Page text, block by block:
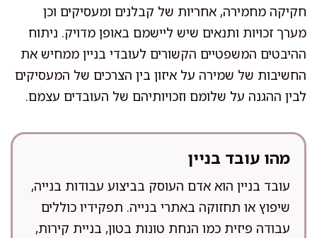
חקיקה מחמירה, אחריות של קבלנים ומעסיקים וכן
מערך זכויות ותנאים שיש ליישמם באופן מדויק. ניתוח
ההיבטים המשפטיים הקשורים לעובדי בניין ממחיש את
החשיבות של שמירה על איזון בין הצרכים של המעסיקים
לבין ההגנה על שלומם וזכויותיהם של העובדים עצמם.
מהו עובד בניין
עובד בניין הוא אדם העוסק בביצוע עבודות בנייה,
שיפוץ או תחזוקה באתרי בנייה. תפקידיו כוללים
עבודה פיזית כמו הנחת טונות בטון, בניית קירות,